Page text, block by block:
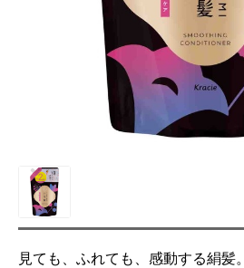
見ても、ふれても、感動する絹髪。